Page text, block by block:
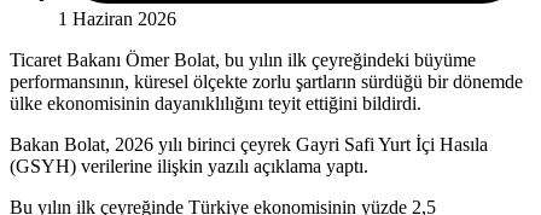
1 Haziran 2026
Ticaret Bakanı Ömer Bolat, bu yılın ilk çeyreğindeki büyüme
performansının, küresel ölçekte zorlu şartların sürdüğü bir dönemde
ülke ekonomisinin dayanıklılığını teyit ettiğini bildirdi.
Bakan Bolat, 2026 yılı birinci çeyrek Gayri Safi Yurt İçi Hasıla
(GSYH) verilerine ilişkin yazılı açıklama yaptı.
Bu yılın ilk çeyreğinde Türkiye ekonomisinin yüzde 2,5